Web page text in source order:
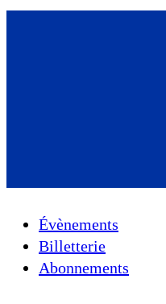
Évènements
Billetterie
Abonnements